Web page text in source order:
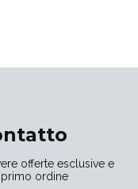
offerte esclusive e
ordine